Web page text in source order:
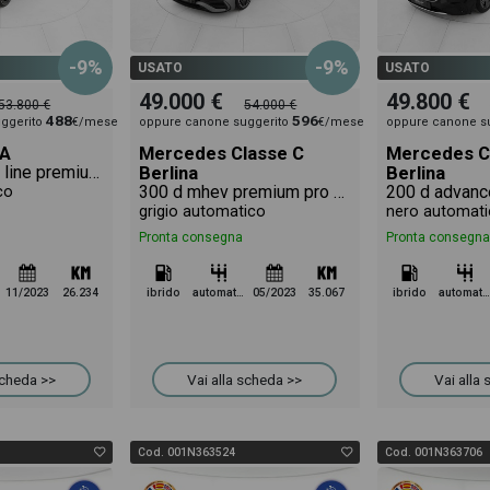
-9%
€
488€/mese
a amg 35 amg line premium 4matic auto
11/2023 26.234
>>
USATO -9%
49.000 € 54.000 €
oppure canone suggerito596€/mese
Mercedes Classe C
Berlina
300 d mhev premium pro 4matic auto
grigio automatico
Pronta consegna
ibrido automatico 05/2023 35.067
Vai alla scheda >>
USATO
49.800 €
oppure canone
Mercedes
Berlina
200 d
nero
Pronta consegna
ibrido automatico
Vai alla
Cod. 001N363524 Cod. 001N363706